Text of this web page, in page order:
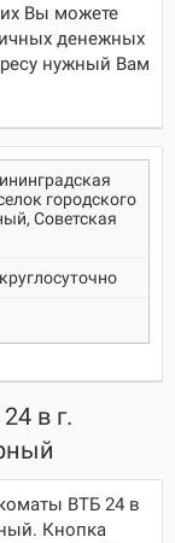
Вы можете
денежных
нужный Вам
городского
Советская
в г.
ВТБ 24 в
Кнопка